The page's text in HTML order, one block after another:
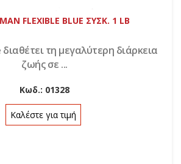
FLEXIBLE BLUE ΣΥΣΚ. 1 LB
τη μεγαλύτερη διάρκεια
ζωής σε ...
Κωδ.: 01328
Καλέστε για τιμή